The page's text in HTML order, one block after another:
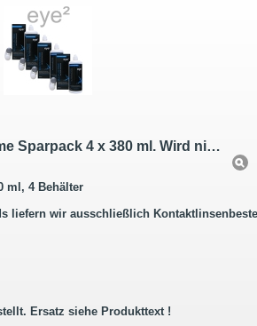
Eye2 Multiplus Prime Sparpack 4 x 380 ml. Wird nicht mehr hergestellt.
ml, 4 Behälter
liefern wir ausschließlich
Ersatz siehe Produkttext !